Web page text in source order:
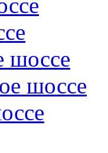
шоссе
шоссе